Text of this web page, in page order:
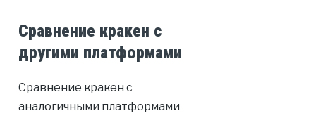
Сравнение кракен с
другими платформами
Сравнение кракен с
аналогичными платформами